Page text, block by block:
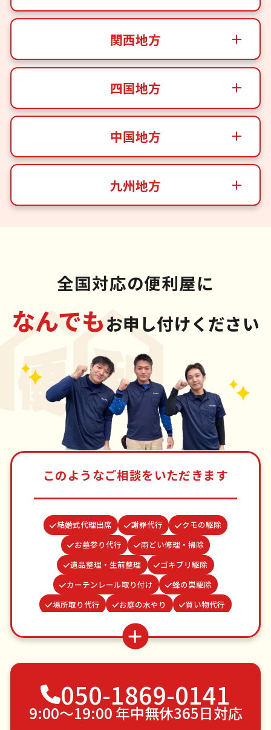
関西地方
四国地方
中国地方
九州地方
全国対応の便利屋に
なんでもお申し付けください
このようなご相談をいただきます
結婚式代理出席 謝罪代行
クモの駆除
お墓参り代行
雨どい修理・掃除
遺品整理・生前整理
ゴキブリ駆除
カーテンレール取り付け
蜂の巣駆除
場所取り代行
お庭の水やり
買い物代行
病院付き添い
網戸張替え
波板張替え
水道パッキン交換
つた・ツルの撤去
家具組立
ベランダ掃除
不用品回収
ゴミ屋敷片付け
草刈り・草むしり
家具の移動
引っ越し
植木の剪定
手すり取り付け
ペットのお世話
050-1869-0141
9:00〜19:00 年中無休365日対応